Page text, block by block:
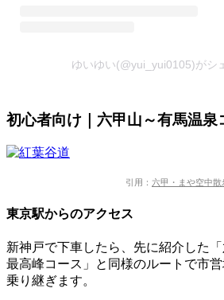
ゆいゆい(@yui_yui0105)がシ
初心者向け｜六甲山～有馬温泉
引用： 六甲・まや空中散
東京駅からのアクセス
新神戸で下車したら、先に紹介した
最高峰コース」と同様のルートで市
乗り継ぎます。